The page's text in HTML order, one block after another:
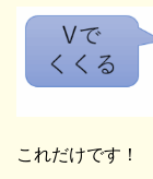
これだけです！